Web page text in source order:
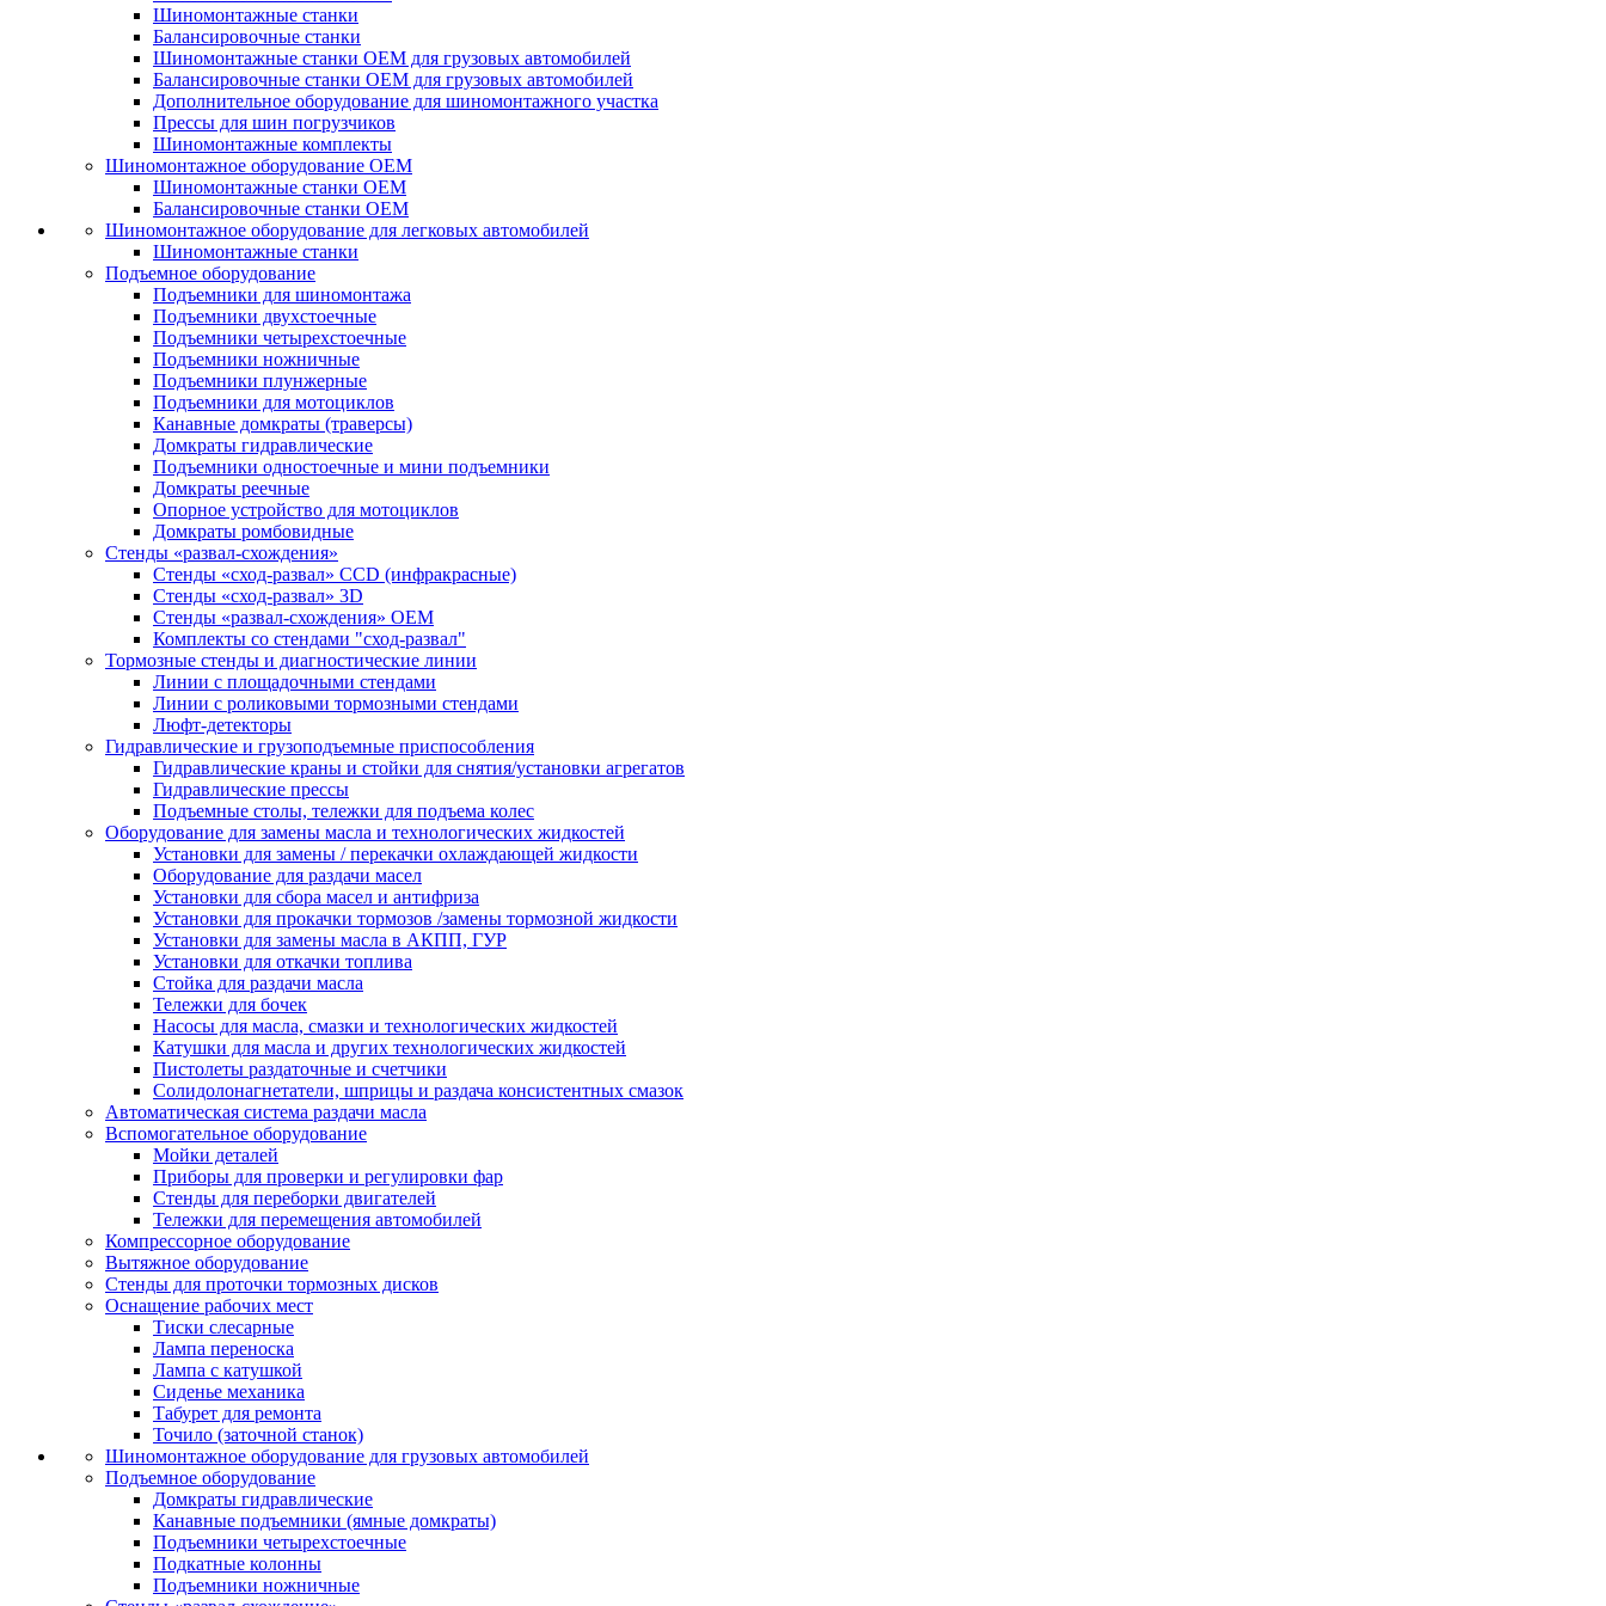
Шиномонтажные станки
Балансировочные станки
Шиномонтажные станки ОЕМ для грузовых автомобилей
Балансировочные станки ОЕМ для грузовых автомобилей
Дополнительное оборудование для шиномонтажного участка
Прессы для шин погрузчиков
Шиномонтажные комплекты
Шиномонтажное оборудование ОЕМ
Шиномонтажные станки ОЕМ
Балансировочные станки ОЕМ
Шиномонтажное оборудование для легковых автомобилей
Шиномонтажные станки
Подъемное оборудование
Подъемники для шиномонтажа
Подъемники двухстоечные
Подъемники четырехстоечные
Подъемники ножничные
Подъемники плунжерные
Подъемники для мотоциклов
Канавные домкраты (траверсы)
Домкраты гидравлические
Подъемники одностоечные и мини подъемники
Домкраты реечные
Опорное устройство для мотоциклов
Домкраты ромбовидные
Стенды «развал-схождения»
Стенды «сход-развал» CCD (инфракрасные)
Стенды «сход-развал» 3D
Стенды «развал-схождения» ОЕМ
Комплекты со стендами "сход-развал"
Тормозные стенды и диагностические линии
Линии с площадочными стендами
Линии с роликовыми тормозными стендами
Люфт-детекторы
Гидравлические и грузоподъемные приспособления
Гидравлические краны и стойки для снятия/установки агрегатов
Гидравлические прессы
Подъемные столы, тележки для подъема колес
Оборудование для замены масла и технологических жидкостей
Установки для замены / перекачки охлаждающей жидкости
Оборудование для раздачи масел
Установки для сбора масел и антифриза
Установки для прокачки тормозов /замены тормозной жидкости
Установки для замены масла в АКПП, ГУР
Установки для откачки топлива
Стойка для раздачи масла
Тележки для бочек
Насосы для масла, смазки и технологических жидкостей
Катушки для масла и других технологических жидкостей
Пистолеты раздаточные и счетчики
Солидолонагнетатели, шприцы и раздача консистентных смазок
Автоматическая система раздачи масла
Вспомогательное оборудование
Мойки деталей
Приборы для проверки и регулировки фар
Стенды для переборки двигателей
Тележки для перемещения автомобилей
Компрессорное оборудование
Вытяжное оборудование
Стенды для проточки тормозных дисков
Оснащение рабочих мест
Тиски слесарные
Лампа переноска
Лампа с катушкой
Сиденье механика
Табурет для ремонта
Точило (заточной станок)
Шиномонтажное оборудование для грузовых автомобилей
Подъемное оборудование
Домкраты гидравлические
Канавные подъемники (ямные домкраты)
Подъемники четырехстоечные
Подкатные колонны
Подъемники ножничные